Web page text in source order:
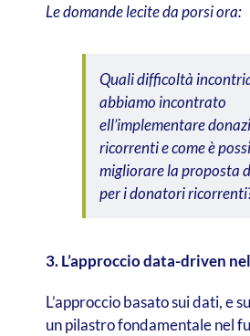
Le domande lecite da porsi ora:
Quali difficoltà
abbiamo incontrato
ell’implementare
ricorrenti e come è
migliorare la proposta
per i donatori
3. L’approccio data-driven
L’approccio basato sui dati, e
un pilastro fondamentale nel